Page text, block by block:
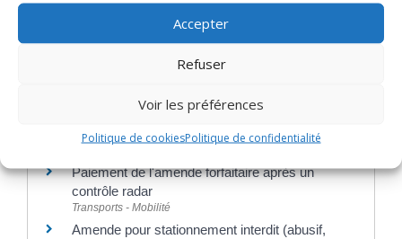
Accepter
Refuser
Voir les préférences
Politique de cookiesPolitique de confidentialité
conduite sans permis ?
Contrôle routier : quelle amende en cas de
Et aussi
Paiement de l'amende forfaitaire après un
contrôle radar
Transports - Mobilité
Amende pour stationnement interdit (abusif,